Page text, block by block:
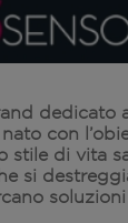
dedicato
con
stile di vita
si